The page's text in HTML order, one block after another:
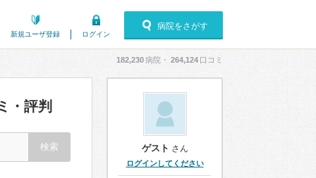
新規ユーザ登録 ログイン
病院をさがす
182,230病院・ 264,124 口コミ
・評判
ゲスト さん
ログインしてください